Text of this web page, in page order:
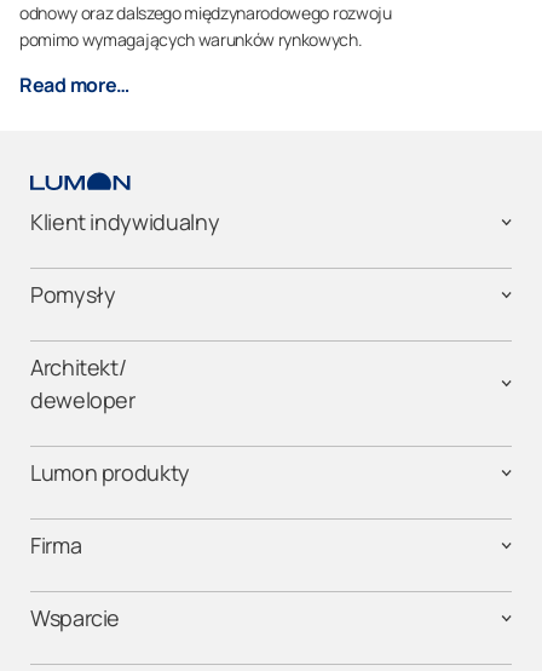
odnowy oraz dalszego międzynarodowego rozwoju
pomimo wymagających warunków rynkowych.
Read more…
Klient indywidualny
Pomysły
Architekt/
deweloper
Lumon produkty
Firma
Wsparcie